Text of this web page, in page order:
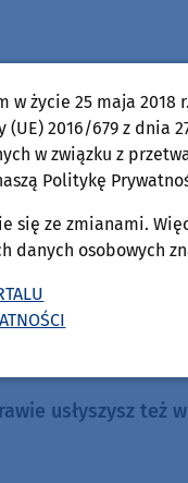
usłyszysz też
w życie 25 maja
(UE) 2016/679 z dnia
w związku z
Politykę
się ze zmianami.
danych osobowych